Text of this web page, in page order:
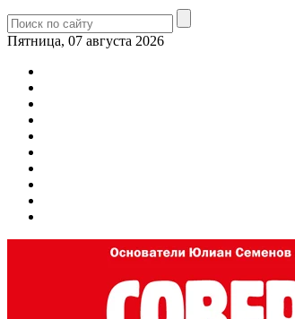
Пятница, 07 августа 2026